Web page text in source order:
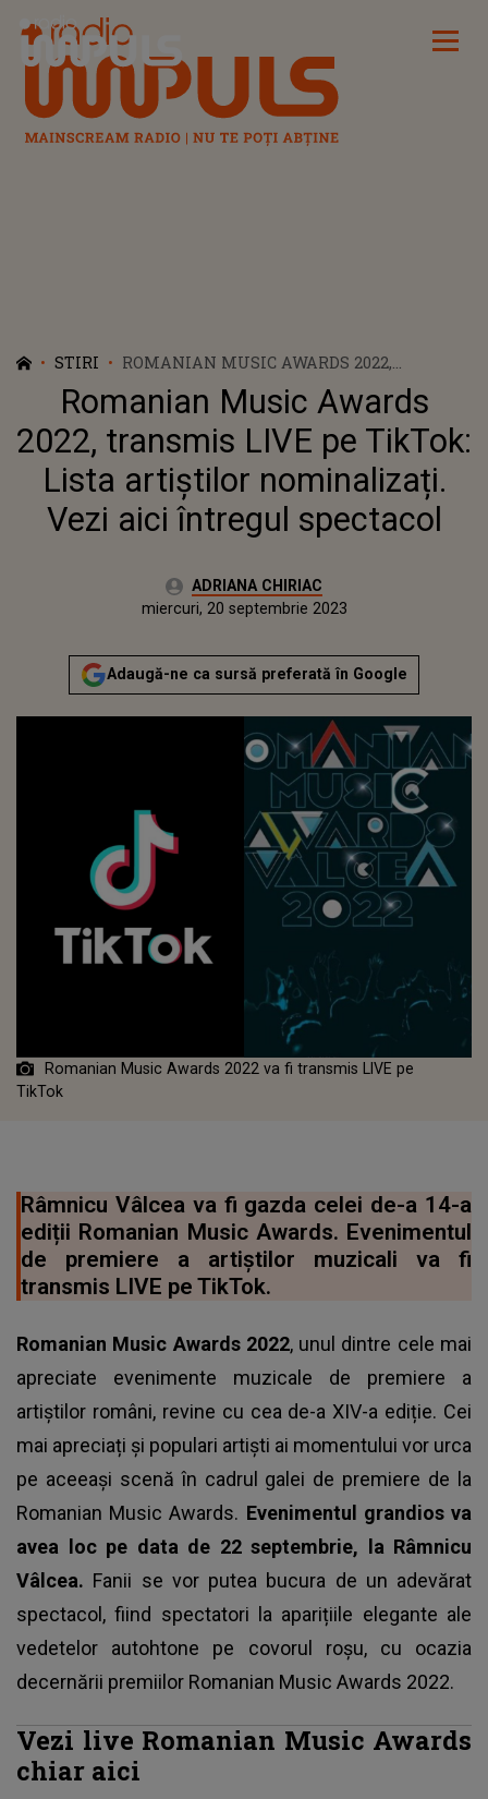
Radio Impuls
STIRI
ROMANIAN MUSIC AWARDS 2022,
TRANSMIS LIVE PE TIKTOK: LISTA
ARTIȘTILOR NOMINALIZAȚI. VEZI AICI
ÎNTREGUL SPECTACOL
Romanian Music Awards
2022, transmis LIVE pe TikTok:
Lista artiștilor nominalizați.
Vezi aici întregul spectacol
Autor:ADRIANA CHIRIAC
miercuri, 21 septembrie 2022
Actualizat:
miercuri, 20 septembrie 2023
Adaugă-ne ca sursă preferată în Google
Romanian Music Awards 2022 va fi transmis LIVE pe
TikTok
Râmnicu Vâlcea va fi gazda celei de-a 14-a
ediții Romanian Music Awards. Evenimentul
de premiere a artiștilor muzicali va fi
transmis LIVE pe TikTok.
Romanian Music Awards 2022, unul dintre cele mai
apreciate evenimente muzicale de premiere a
artiștilor români, revine cu cea de-a XIV-a ediție. Cei
mai apreciați și populari artiști ai momentului vor urca
pe aceeași scenă în cadrul galei de premiere de la
Romanian Music Awards. Evenimentul grandios va
avea loc pe data de 22 septembrie, la Râmnicu
Vâlcea. Fanii se vor putea bucura de un adevărat
spectacol, fiind spectatori la aparițiile elegante ale
vedetelor autohtone pe covorul roșu, cu ocazia
decernării premiilor Romanian Music Awards 2022.
Vezi live Romanian Music Awards
chiar aici